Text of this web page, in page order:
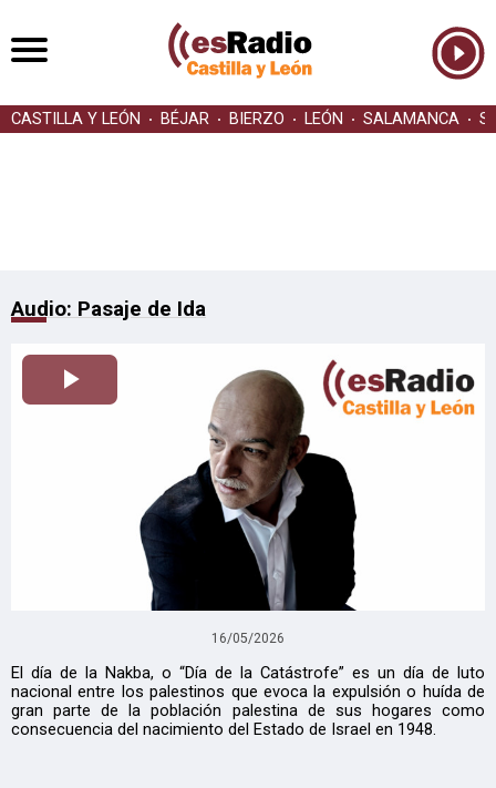
CASTILLA Y LEÓN BÉJAR BIERZO LEÓN SALAMANCA
Audio: Pasaje de Ida
Reproducir
16/05/2026
El día de la Nakba, o “Día de la Catástrofe” es un día de luto
nacional entre los palestinos que evoca la expulsión o huída de
gran parte de la población palestina de sus hogares como
consecuencia del nacimiento del Estado de Israel en 1948.